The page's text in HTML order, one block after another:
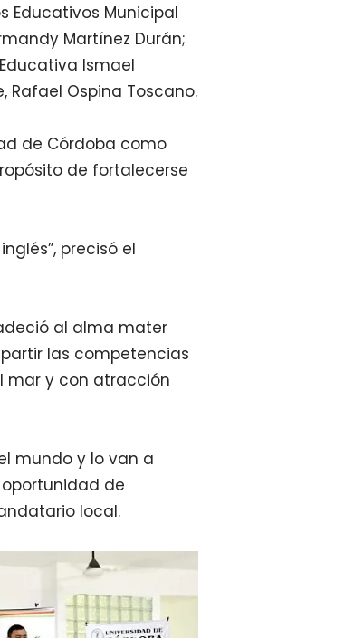
Educativos Municipal
Martínez Durán;
Ismael
Ospina Toscano.
de Córdoba como
de fortalecerse
precisó el
al alma mater
las competencias
mar y con atracción
mundo y lo van a
de
local.